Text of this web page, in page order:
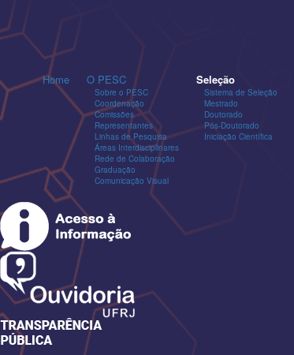
Home O PESC
Sobre o PESC
Coordenação
Comissões
Representantes
Linhas de Pesquisa
Áreas Interdisciplinares
Rede de Colaboração
Graduação
Comunicação Visual
Seleção
Sistema de Seleção
Mestrado
Doutorado
Pós-Doutorado
Iniciação Científica